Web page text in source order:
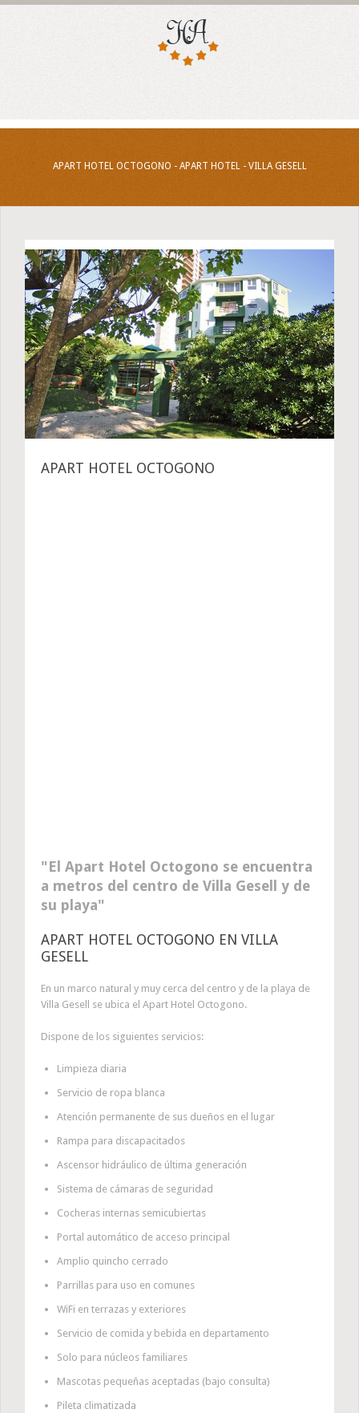
APART HOTEL OCTOGONO - APART HOTEL - VILLA GESELL
APART HOTEL OCTOGONO
El Apart Hotel Octogono se encuentra
a metros del centro de Villa Gesell y de
su playa
APART HOTEL OCTOGONO EN VILLA
GESELL
En un marco natural y muy cerca del centro y de la playa de
Villa Gesell se ubica el Apart Hotel Octogono.
Dispone de los siguientes servicios:
Limpieza diaria
Servicio de ropa blanca
Atención permanente de sus dueños en el lugar
Rampa para discapacitados
Ascensor hidráulico de última generación
Sistema de cámaras de seguridad
Cocheras internas semicubiertas
Portal automático de acceso principal
Amplio quincho cerrado
Parrillas para uso en comunes
WiFi en terrazas y exteriores
Servicio de comida y bebida en departamento
Solo para núcleos familiares
Mascotas pequeñas aceptadas (bajo consulta)
Pileta climatizada